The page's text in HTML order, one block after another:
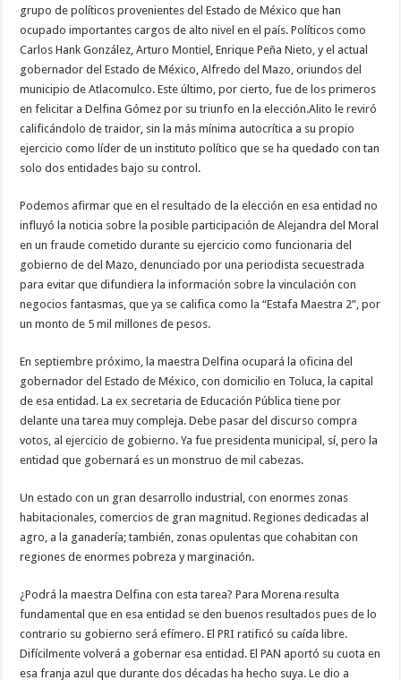
grupo de políticos provenientes del Estado de México que han
ocupado importantes cargos de alto nivel en el país. Políticos como
Carlos Hank González, Arturo Montiel, Enrique Peña Nieto, y el actual
gobernador del Estado de México, Alfredo del Mazo, oriundos del
municipio de Atlacomulco. Este último, por cierto, fue de los primeros
en felicitar a Delfina Gómez por su triunfo en la elección.Alito le reviró
calificándolo de traidor, sin la más mínima autocrítica a su propio
ejercicio como líder de un instituto político que se ha quedado con tan
solo dos entidades bajo su control.
Podemos afirmar que en el resultado de la elección en esa entidad no
influyó la noticia sobre la posible participación de Alejandra del Moral
en un fraude cometido durante su ejercicio como funcionaria del
gobierno de del Mazo, denunciado por una periodista secuestrada
para evitar que difundiera la información sobre la vinculación con
negocios fantasmas, que ya se califica como la “Estafa Maestra 2”, por
un monto de 5 mil millones de pesos.
En septiembre próximo, la maestra Delfina ocupará la oficina del
gobernador del Estado de México, con domicilio en Toluca, la capital
de esa entidad. La ex secretaria de Educación Pública tiene por
delante una tarea muy compleja. Debe pasar del discurso compra
votos, al ejercicio de gobierno. Ya fue presidenta municipal, sí, pero la
entidad que gobernará es un monstruo de mil cabezas.
Un estado con un gran desarrollo industrial, con enormes zonas
habitacionales, comercios de gran magnitud. Regiones dedicadas al
agro, a la ganadería; también, zonas opulentas que cohabitan con
regiones de enormes pobreza y marginación.
¿Podrá la maestra Delfina con esta tarea? Para Morena resulta
fundamental que en esa entidad se den buenos resultados pues de lo
contrario su gobierno será efímero. El PRI ratificó su caída libre.
Difícilmente volverá a gobernar esa entidad. El PAN aportó su cuota en
esa franja azul que durante dos décadas ha hecho suya. Le dio a